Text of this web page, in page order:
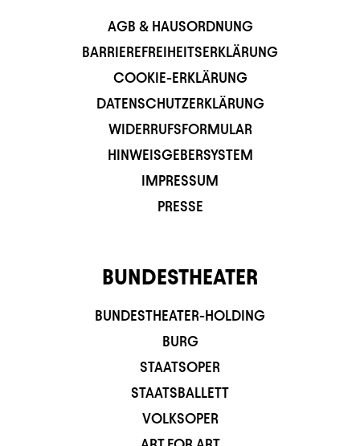
AGB & HAUSORDNUNG
BARRIEREFREIHEITSERKLÄRUNG
COOKIE-ERKLÄRUNG
DATENSCHUTZERKLÄRUNG
WIDERRUFSFORMULAR
HINWEISGEBERSYSTEM
IMPRESSUM
PRESSE
BUNDESTHEATER
BUNDESTHEATER-HOLDING
BURG
STAATSOPER
STAATSBALLETT
VOLKSOPER